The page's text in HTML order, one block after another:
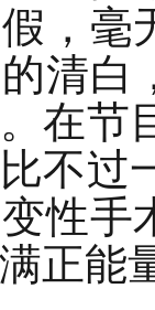
，毫
清白
在节
不过
性手
正能